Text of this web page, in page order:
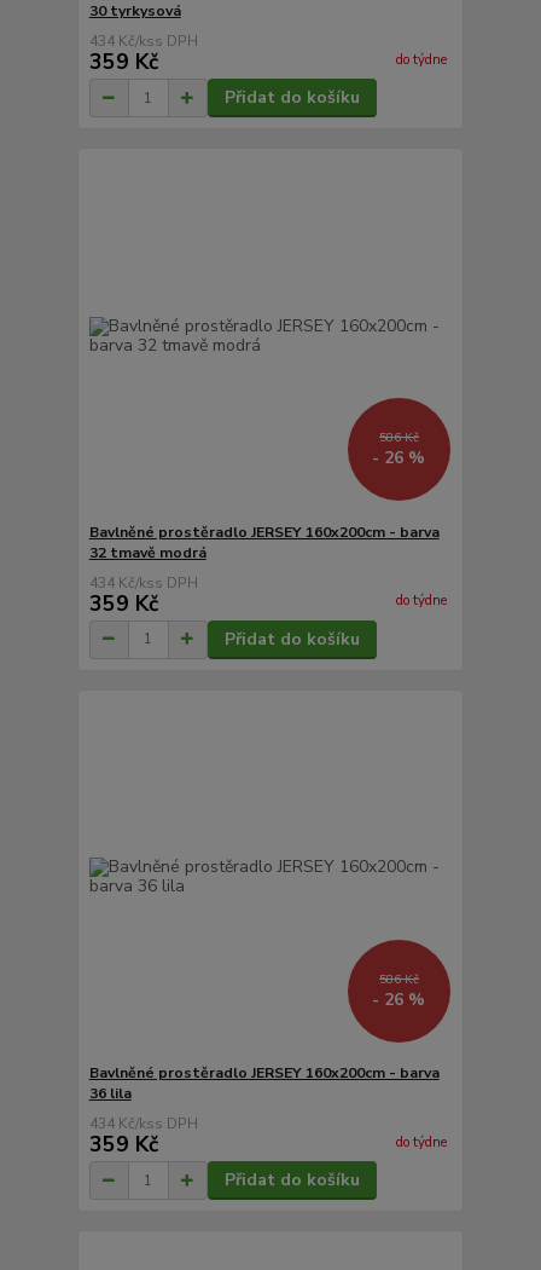
30 tyrkysová
434 Kč/ks
359 Kč do týdne
Přidat do košíku
586 Kč
- 26 %
Bavlněné prostěradlo JERSEY 160x200cm - barva
32 tmavě modrá
434 Kč/ks
359 Kč do týdne
Přidat do košíku
586 Kč
- 26 %
Bavlněné prostěradlo JERSEY 160x200cm - barva
36 lila
434 Kč/ks
359 Kč do týdne
Přidat do košíku